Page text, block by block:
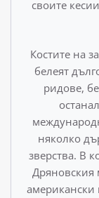
своите
Костите на
белеят
ридове,
няколко
зверства. В
Дряновския
американски